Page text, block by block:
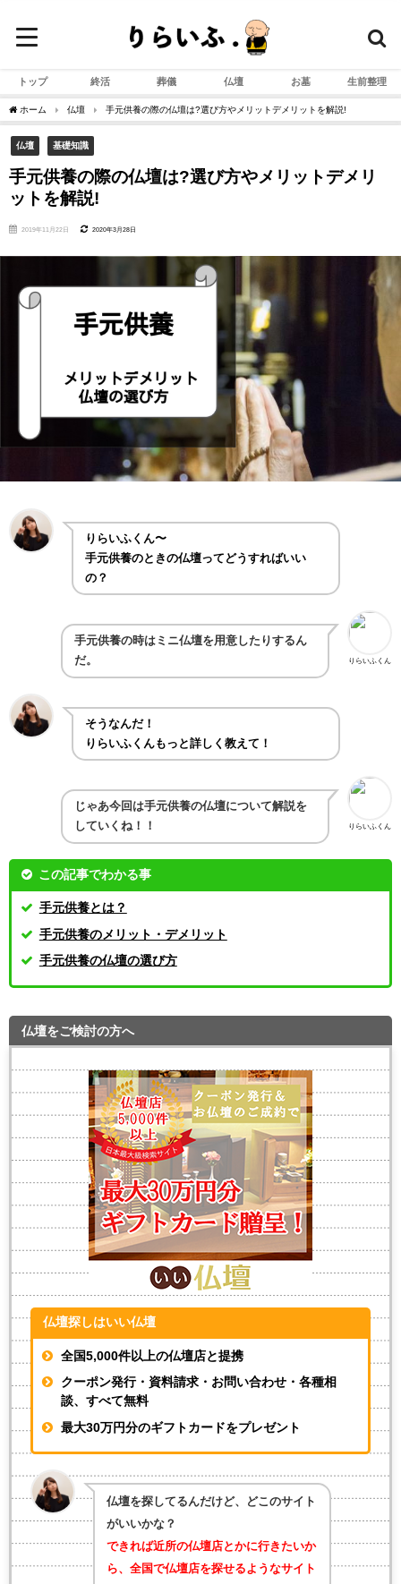
トップ 終活 葬儀 仏壇 お墓 生前整理
ホーム 仏壇 手元供養の際の仏壇は?選び方やメリットデメリットを解説!
仏壇 基礎知識
手元供養の際の仏壇は?選び方やメリットデメリ
ットを解説!
2019年11月22日 2020年3月28日
りらいふくん〜
手元供養のときの仏壇ってどうすればいい
の？
りらいふくん
手元供養の時はミニ仏壇を用意したりするん
だ。
そうなんだ！
りらいふくんもっと詳しく教えて！
りらいふくん
じゃあ今回は手元供養の仏壇について解説を
していくね！！
この記事でわかる事
手元供養とは？
手元供養のメリット・デメリット
手元供養の仏壇の選び方
仏壇をご検討の方へ
仏壇探しはいい仏壇
全国5,000件以上の仏壇店と提携
クーポン発行・資料請求・お問い合わせ・各種相
談、すべて無料
最大30万円分のギフトカードをプレゼント
仏壇を探してるんだけど、どこのサイト
がいいかな？
できれば近所の仏壇店とかに行きたいか
ら、全国で仏壇店を探せるようなサイト